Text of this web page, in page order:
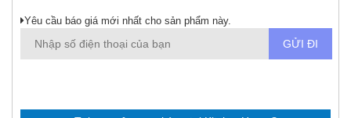
Yêu cầu báo giá mới nhất cho sản phẩm này.